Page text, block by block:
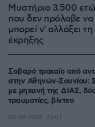
Μυστήριο 3.500
που δεν πρόλαβε να
μπορεί ν' αλλάξει
έκρηξης
Σοβαρό τροχαίο από
στην Αθηνών-Σουνίου:
με μηχανή της ΔΙΑΣ,
τραυματίες, βίντεο
08.08.2026, 23:07